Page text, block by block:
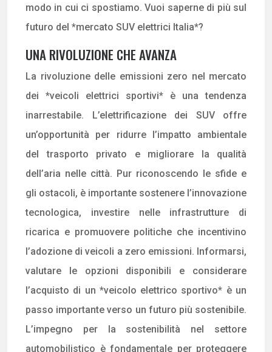
modo in cui ci spostiamo. Vuoi saperne di più sul
futuro del *mercato SUV elettrici Italia*?
UNA RIVOLUZIONE CHE AVANZA
La rivoluzione delle emissioni zero nel mercato
dei *veicoli elettrici sportivi* è una tendenza
inarrestabile. L’elettrificazione dei SUV offre
un’opportunità per ridurre l’impatto ambientale
del trasporto privato e migliorare la qualità
dell’aria nelle città. Pur riconoscendo le sfide e
gli ostacoli, è importante sostenere l’innovazione
tecnologica, investire nelle infrastrutture di
ricarica e promuovere politiche che incentivino
l’adozione di veicoli a zero emissioni. Informarsi,
valutare le opzioni disponibili e considerare
l’acquisto di un *veicolo elettrico sportivo* è un
passo importante verso un futuro più sostenibile.
L’impegno per la sostenibilità nel settore
automobilistico è fondamentale per proteggere